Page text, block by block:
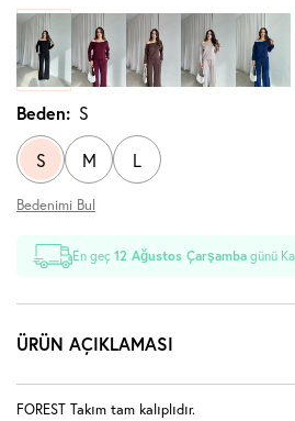
Beden: S
S M L
Bedenimi Bul
En geç12 Ağustos Çarşamba günü
ÜRÜN AÇIKLAMASI
FOREST Takım tam kalıplıdır.